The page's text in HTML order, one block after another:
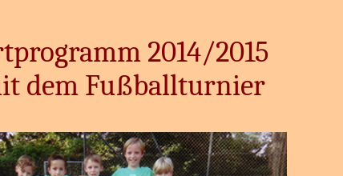
2014/2015
dem Fußballturnier